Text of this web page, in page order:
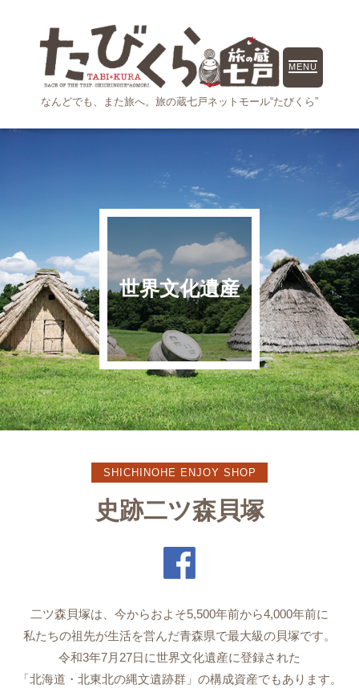
MENU
なんどでも、また旅へ。 旅の蔵七戸ネットモール“たびくら”
世界文化遺産
SHICHINOHE ENJOY SHOP
史跡二ツ森貝塚
二ツ森貝塚は、今からおよそ5,500年前から4,000年前に
私たちの祖先が生活を営んだ青森県で最大級の貝塚です。
令和3年7月27日に世界文化遺産に登録された
「北海道・北東北の縄文遺跡群」の構成資産でもあります。